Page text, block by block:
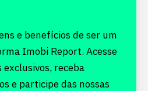
e benefícios de ser um
Imobi Report. Acesse
exclusivos, receba
e participe das nossas